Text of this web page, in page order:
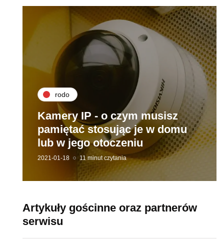
rodo
Kamery IP - o czym musisz
pamiętać stosując je w domu
lub w jego otoczeniu
2021-01-18 11 minut czytania
Artykuły gościnne oraz partnerów
serwisu